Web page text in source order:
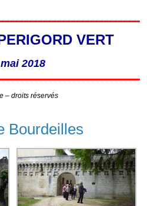
VERT
2018
– droits réservés
Bourdeilles